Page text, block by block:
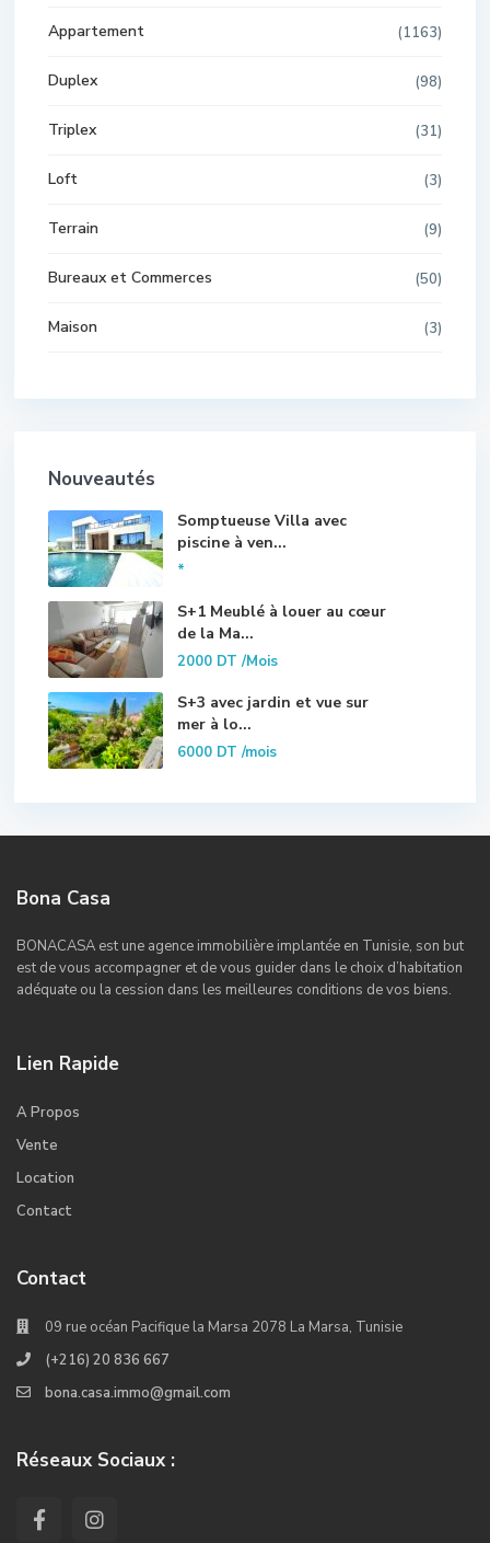
Appartement (1163)
Duplex (98)
Triplex (31)
Loft (3)
Terrain (9)
Bureaux et Commerces (50)
Maison (3)
Nouveautés
Somptueuse Villa avec
piscine à ven...
*
S+1 Meublé à louer au cœur
de la Ma...
2000 DT/Mois
S+3 avec jardin et vue sur
mer à lo...
6000 DT/mois
Bona Casa
BONACASA est une agence immobilière implantée en Tunisie, son but
est de vous accompagner et de vous guider dans le choix d’habitation
adéquate ou la cession dans les meilleures conditions de vos biens.
Lien Rapide
A Propos
Vente
Location
Contact
Contact
09 rue océan Pacifique la Marsa 2078 La Marsa, Tunisie
(+216) 20 836 667
bona.casa.immo@gmail.com
Réseaux Sociaux :